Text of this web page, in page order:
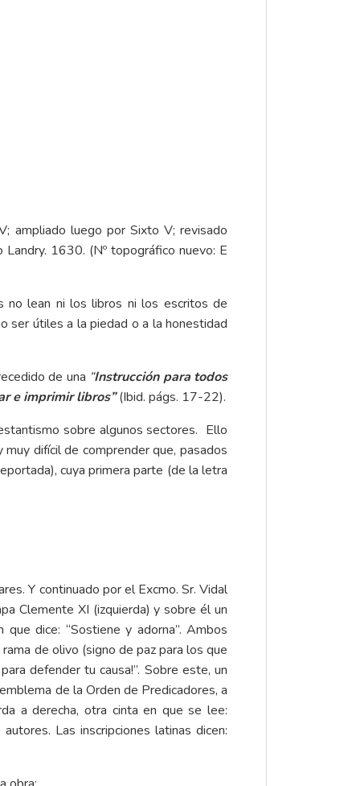
ampliado luego por Sixto V; revisado
1630. (Nº topográfico nuevo: E
no lean ni los libros ni los escritos de
ser útiles a la piedad o a la honestidad
de una “Instrucción para todos
e imprimir libros” (Ibid. págs. 17-22).
sobre algunos sectores. Ello
difícil de comprender que, pasados
cuya primera parte (de la letra
Y continuado por el Excmo. Sr. Vidal
Clemente XI (izquierda) y sobre él un
dice: “Sostiene y adorna”. Ambos
de olivo (signo de paz para los que
defender tu causa!”. Sobre este, un
de la Orden de Predicadores, a
a derecha, otra cinta en que se lee:
Las inscripciones latinas dicen: